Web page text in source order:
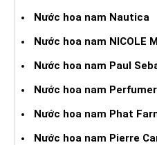
Nước hoa nam Nautica
Nước hoa nam NICOLE
Nước hoa nam Paul
Nước hoa nam
Nước hoa nam Phat
Nước hoa nam Pierre